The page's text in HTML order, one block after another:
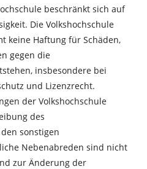
beschränkt sich auf
Die Volkshochschule
keine Haftung für Schäden,
gegen die
insbesondere bei
und Lizenzrecht.
der Volkshochschule
des
sonstigen
Nebenabreden sind nicht
zur Änderung der